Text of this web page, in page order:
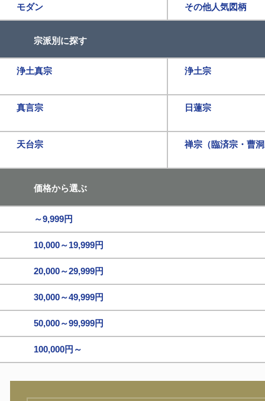
モダン その他人気図柄
宗派別に探す
浄土真宗 浄土宗
真言宗 日蓮宗
天台宗 禅宗（臨済宗・曹
価格から選ぶ
～9,999円
10,000～19,999円
20,000～29,999円
30,000～49,999円
50,000～99,999円
100,000円～